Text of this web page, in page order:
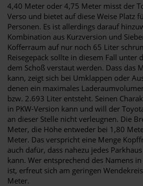
4,40 Meter oder 4,75 Meter misst der
Verso und bietet auf diese Weise Platz
Personen. Es ist allerdings darauf
Kombination aus Kurzversion und
Kofferraum auf nur noch 65 Liter
Reisegepäck sollte in diesem Fall unter
dem Schoß verstaut werden. Dass das
kann, zeigt sich bei Umklappen oder
denen ein maximales
bzw. 2.693 Liter entsteht. Seinen
in PKW-Version kann und will der
an dieser Stelle nicht verleugnen. Die
Meter, die Höhe entweder bei 1,80
Meter. Das verspricht eine Menge
auch dafür, dass nahezu jedes
kann. Wer entsprechend des Namens
ist, erfreut sich am geringen
Meter.